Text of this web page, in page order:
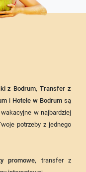
z Bodrum,Transfer z
i Hotele w Bodrum są
w najbardziej
potrzeby z jednego
promowe, transfer z